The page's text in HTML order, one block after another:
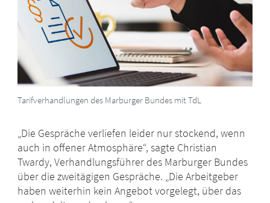
Tarifverhandlungen des Marburger Bundes mit TdL
„Die Gespräche verliefen leider nur stockend, wenn
auch in offener Atmosphäre“, sagte Christian
Twardy, Verhandlungsführer des Marburger Bundes
über die zweitägigen Gespräche. „Die Arbeitgeber
haben weiterhin kein Angebot vorgelegt, über das